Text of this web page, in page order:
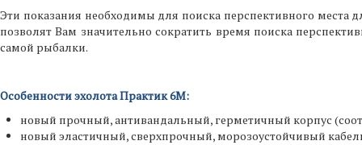
Эти показания необходимы для поиска перспективного места
позволят Вам значительно сократить время поиска
самой рыбалки.
Особенности эхолота Практик 6М:
новый прочный, антивандальный, герметичный корпус
новый эластичный, сверхпрочный, морозоустойчивый